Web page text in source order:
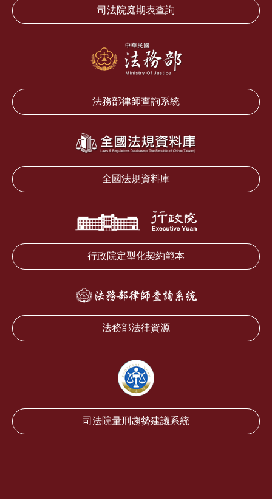
司法院庭期表查詢
法務部律師查詢系統
全國法規資料庫
行政院定型化契約範本
法務部法律資源
司法院量刑趨勢建議系統